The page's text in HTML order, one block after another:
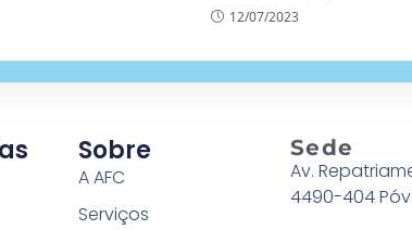
12/07/2023
Sobre
A AFC
Serviços
Sede
Av.
4490-404